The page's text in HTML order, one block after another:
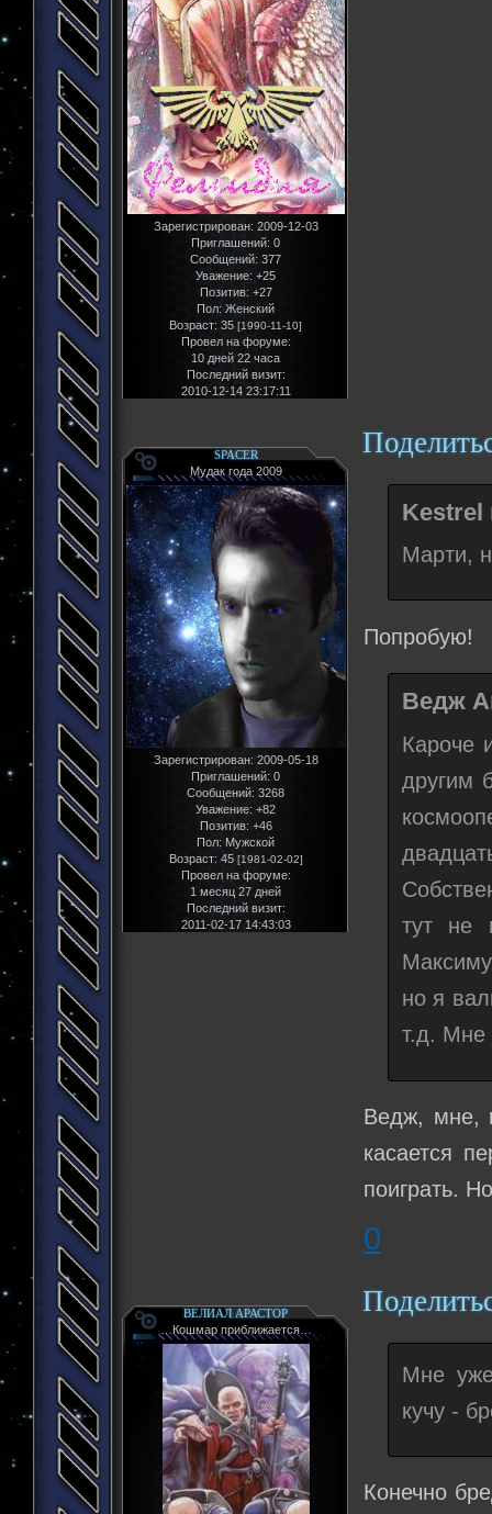
Зарегистрирован: 2009-12-03
Приглашений: 0
Сообщений: 377
Уважение: +25
Позитив: +27
Пол:Женский
Возраст:35 [1990-11-10]
Провел на форуме:
10 дней 22 часа
Последний визит:
2010-12-14 23:17:11
SPACER
Мудак года 2009
Зарегистрирован: 2009-05-18
Приглашений: 0
Сообщений: 3268
Уважение: +82
Позитив: +46
Пол:Мужской
Возраст: 45 [1981-02-02]
Провел на форуме:
1 месяц 27 дней
Последний визит:
2011-02-17 14:43:03
Kestrel
Марти,
Попробую!
Ведж
Кароче
другим
тут не
но я
т.д.
Ведж, мне,
касается
поиграть.
0
ВЕЛИАЛ АРАСТОР
…Кошмар приближается…
Мне
кучу -
Конечно